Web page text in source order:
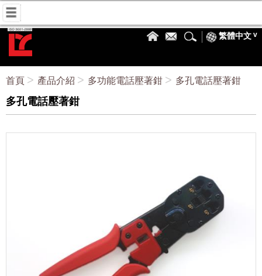
繁體中文
首頁 產品介紹 多功能電話壓著鉗 多孔電話壓著鉗
多孔電話壓著鉗